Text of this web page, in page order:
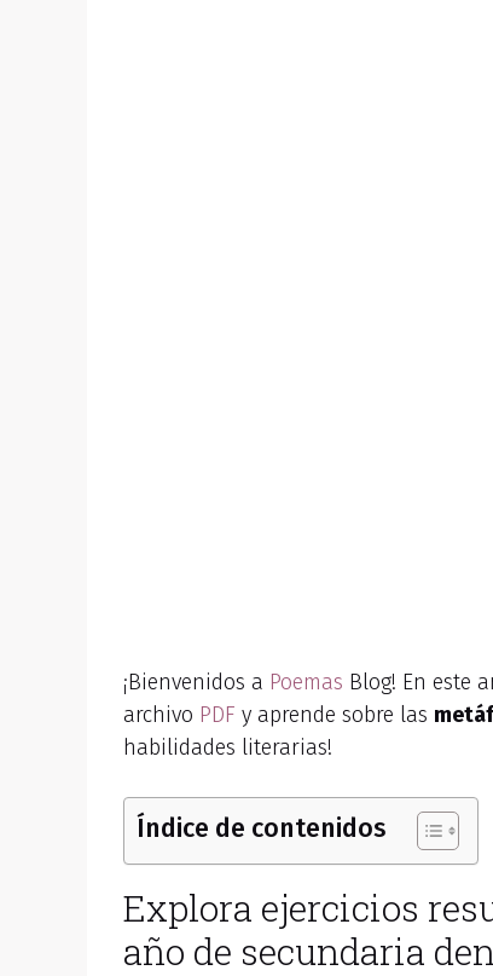
¡Bienvenidos a Poemas Blog! En este
archivo PDF y aprende sobre las
habilidades literarias!
Índice de contenidos
Explora ejercicios
año de secundaria